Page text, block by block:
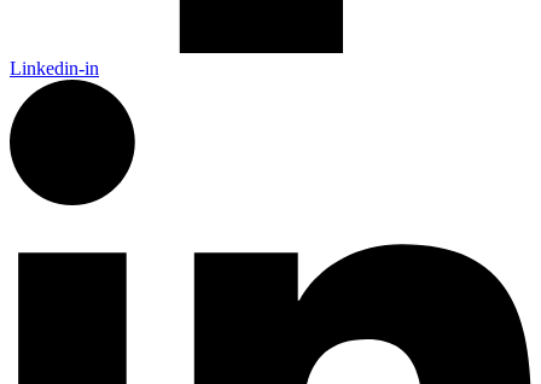
Linkedin-in